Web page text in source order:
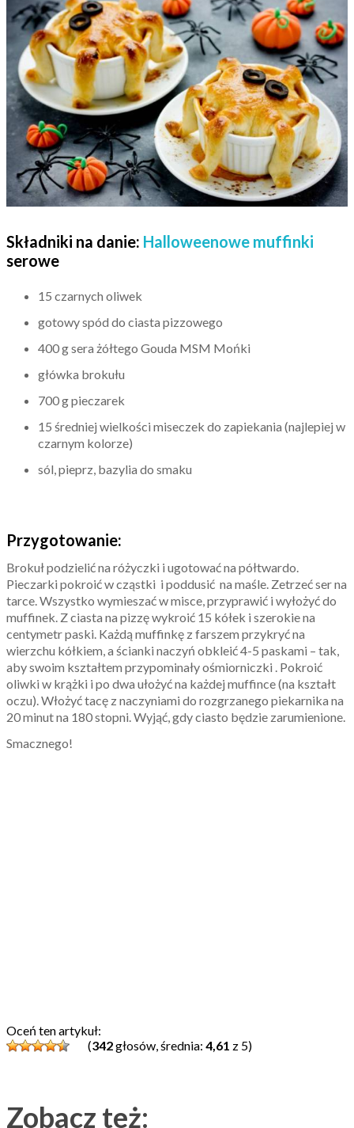
Składniki na danie: Halloweenowe muffinki
serowe
15 czarnych oliwek
gotowy spód do ciasta pizzowego
400 g sera żółtego Gouda MSM Mońki
główka brokułu
700 g pieczarek
15 średniej wielkości miseczek do zapiekania (najlepiej w
czarnym kolorze)
sól, pieprz, bazylia do smaku
Przygotowanie:
Brokuł podzielić na różyczki i ugotować na półtwardo.
Pieczarki pokroić w cząstki i poddusić na maśle. Zetrzeć ser na
tarce. Wszystko wymieszać w misce, przyprawić i wyłożyć do
muffinek. Z ciasta na pizzę wykroić 15 kółek i szerokie na
centymetr paski. Każdą muffinkę z farszem przykryć na
wierzchu kółkiem, a ścianki naczyń obkleić 4-5 paskami – tak,
aby swoim kształtem przypominały ośmiorniczki . Pokroić
oliwki w krążki i po dwa ułożyć na każdej muffince (na kształt
oczu). Włożyć tacę z naczyniami do rozgrzanego piekarnika na
20 minut na 180 stopni. Wyjąć, gdy ciasto będzie zarumienione.
Smacznego!
Oceń ten artykuł:
(342głosów, średnia: 4,61 z 5)
Zobacz też: